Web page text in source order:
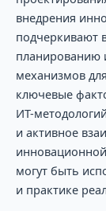
внедрения
подчеркивают
планированию
механизмов
ключевые
ИТ-
и активное
могут быть
и практике